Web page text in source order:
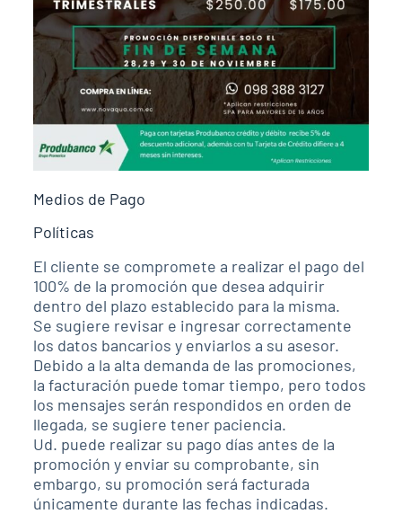
Medios de Pago
Políticas
El cliente se compromete a realizar el pago del
100% de la promoción que desea adquirir
dentro del plazo establecido para la misma.
Se sugiere revisar e ingresar correctamente
los datos bancarios y enviarlos a su asesor.
Debido a la alta demanda de las promociones,
la facturación puede tomar tiempo, pero todos
los mensajes serán respondidos en orden de
llegada, se sugiere tener paciencia.
Ud. puede realizar su pago días antes de la
promoción y enviar su comprobante, sin
embargo, su promoción será facturada
únicamente durante las fechas indicadas.